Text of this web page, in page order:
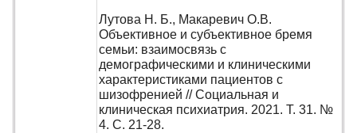
Лутова Н. Б., Макаревич О.В.
Объективное и субъективное бремя
семьи: взаимосвязь с
демографическими и клиническими
характеристиками пациентов с
шизофренией // Социальная и
клиническая психиатрия. 2021. Т. 31. №
4. С. 21-28.